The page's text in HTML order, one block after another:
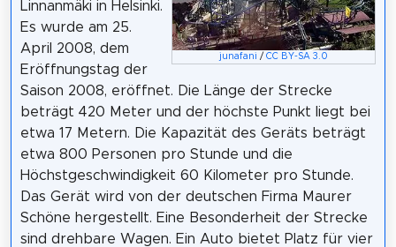
junafani /CC BY-SA 3.0
Linnanmäki in Helsinki.
Es wurde am 25.
April 2008, dem
Eröffnungstag der
Saison 2008, eröffnet. Die Länge der Strecke
beträgt 420 Meter und der höchste Punkt liegt bei
etwa 17 Metern. Die Kapazität des Geräts beträgt
etwa 800 Personen pro Stunde und die
Höchstgeschwindigkeit 60 Kilometer pro Stunde.
Das Gerät wird von der deutschen Firma Maurer
Schöne hergestellt. Eine Besonderheit der Strecke
sind drehbare Wagen. Ein Auto bietet Platz für vier